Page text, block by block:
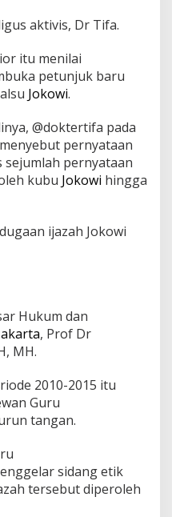
aktivis, Dr Tifa.
itu menilai
petunjuk baru
Jokowi.
@doktertifa pada
pernyataan
sejumlah pernyataan
kubu Jokowi hingga
ijazah Jokowi
Hukum dan
, Prof Dr
MH.
2010-2015 itu
Guru
tangan.
sidang etik
tersebut diperoleh